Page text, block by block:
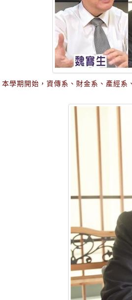
本學期開始，資傳系、財金系、產經